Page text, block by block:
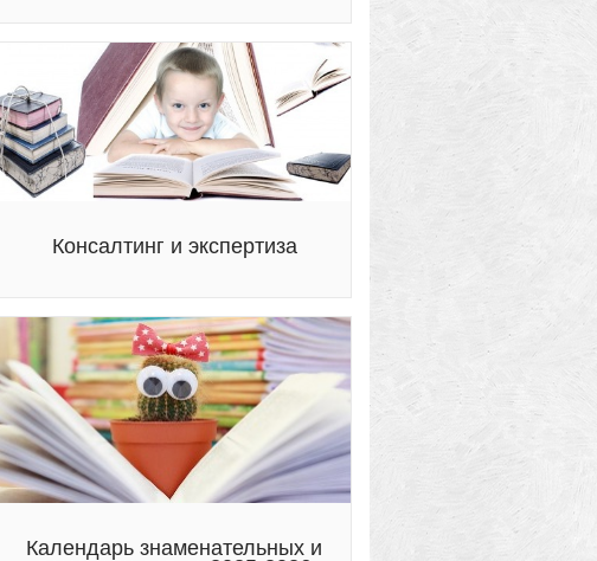
Консалтинг и экспертиза
Календарь знаменательных и